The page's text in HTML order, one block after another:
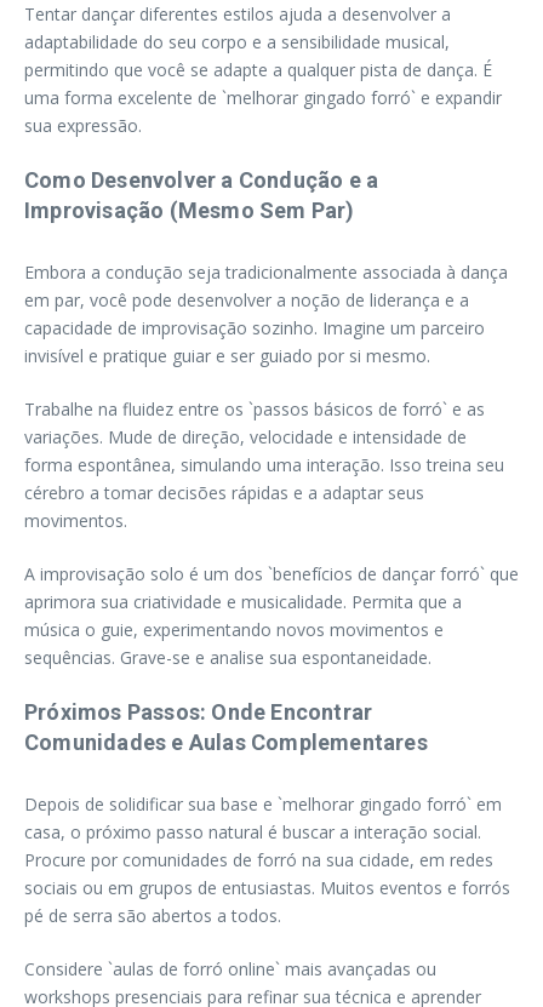
Tentar dançar diferentes estilos ajuda a desenvolver a
adaptabilidade do seu corpo e a sensibilidade musical,
permitindo que você se adapte a qualquer pista de dança. É
uma forma excelente de `melhorar gingado forró` e expandir
sua expressão.
Como Desenvolver a Condução e a
Improvisação (Mesmo Sem Par)
Embora a condução seja tradicionalmente associada à dança
em par, você pode desenvolver a noção de liderança e a
capacidade de improvisação sozinho. Imagine um parceiro
invisível e pratique guiar e ser guiado por si mesmo.
Trabalhe na fluidez entre os `passos básicos de forró` e as
variações. Mude de direção, velocidade e intensidade de
forma espontânea, simulando uma interação. Isso treina seu
cérebro a tomar decisões rápidas e a adaptar seus
movimentos.
A improvisação solo é um dos `benefícios de dançar forró` que
aprimora sua criatividade e musicalidade. Permita que a
música o guie, experimentando novos movimentos e
sequências. Grave-se e analise sua espontaneidade.
Próximos Passos: Onde Encontrar
Comunidades e Aulas Complementares
Depois de solidificar sua base e `melhorar gingado forró` em
casa, o próximo passo natural é buscar a interação social.
Procure por comunidades de forró na sua cidade, em redes
sociais ou em grupos de entusiastas. Muitos eventos e forrós
pé de serra são abertos a todos.
Considere `aulas de forró online` mais avançadas ou
workshops presenciais para refinar sua técnica e aprender